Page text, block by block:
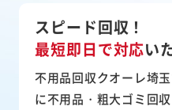
スピード回収！
最短即日で対応い
不用品回収クオーレ埼
に不用品・粗大ゴミ回